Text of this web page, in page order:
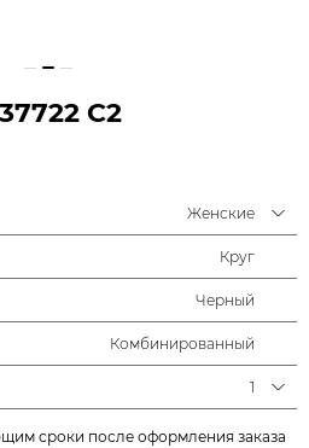
C2
Женские
Круг
Черный
Комбинированный
1
сроки после оформления заказа